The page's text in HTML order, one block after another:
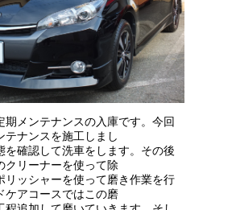
期メンテナンスの入庫です。今回
テナンスを施工しまし
を確認して洗車をします。その後
クリーナーを使って除
リッシャーを使って磨き作業を行
ケアコースではこの磨